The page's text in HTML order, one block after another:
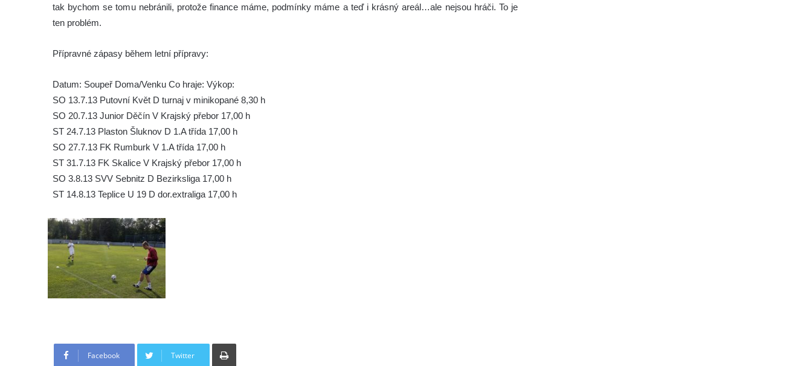
tak bychom se tomu nebránili, protože finance máme, podmínky máme a teď i krásný areál…ale nejsou hráči. To je
ten problém.
Přípravné zápasy během letní přípravy:
Datum: Soupeř Doma/Venku Co hraje: Výkop:
SO 13.7.13 Putovní Květ D turnaj v minikopané 8,30 h
SO 20.7.13 Junior Děčín V Krajský přebor 17,00 h
ST 24.7.13 Plaston Šluknov D 1.A třída 17,00 h
SO 27.7.13 FK Rumburk V 1.A třída 17,00 h
ST 31.7.13 FK Skalice V Krajský přebor 17,00 h
SO 3.8.13 SVV Sebnitz D Bezirksliga 17,00 h
ST 14.8.13 Teplice U 19 D dor.extraliga 17,00 h
Facebook Twitter
Tisknout